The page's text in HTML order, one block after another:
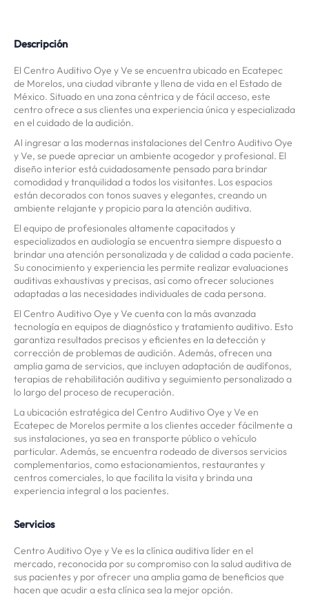
Descripción
El Centro Auditivo Oye y Ve se encuentra ubicado en Ecatepec
de Morelos, una ciudad vibrante y llena de vida en el Estado de
México. Situado en una zona céntrica y de fácil acceso, este
centro ofrece a sus clientes una experiencia única y especializada
en el cuidado de la audición.
Al ingresar a las modernas instalaciones del Centro Auditivo Oye
y Ve, se puede apreciar un ambiente acogedor y profesional. El
diseño interior está cuidadosamente pensado para brindar
comodidad y tranquilidad a todos los visitantes. Los espacios
están decorados con tonos suaves y elegantes, creando un
ambiente relajante y propicio para la atención auditiva.
El equipo de profesionales altamente capacitados y
especializados en audiología se encuentra siempre dispuesto a
brindar una atención personalizada y de calidad a cada paciente.
Su conocimiento y experiencia les permite realizar evaluaciones
auditivas exhaustivas y precisas, así como ofrecer soluciones
adaptadas a las necesidades individuales de cada persona.
El Centro Auditivo Oye y Ve cuenta con la más avanzada
tecnología en equipos de diagnóstico y tratamiento auditivo. Esto
garantiza resultados precisos y eficientes en la detección y
corrección de problemas de audición. Además, ofrecen una
amplia gama de servicios, que incluyen adaptación de audífonos,
terapias de rehabilitación auditiva y seguimiento personalizado a
lo largo del proceso de recuperación.
La ubicación estratégica del Centro Auditivo Oye y Ve en
Ecatepec de Morelos permite a los clientes acceder fácilmente a
sus instalaciones, ya sea en transporte público o vehículo
particular. Además, se encuentra rodeado de diversos servicios
complementarios, como estacionamientos, restaurantes y
centros comerciales, lo que facilita la visita y brinda una
experiencia integral a los pacientes.
Servicios
Centro Auditivo Oye y Ve es la clínica auditiva líder en el
mercado, reconocida por su compromiso con la salud auditiva de
sus pacientes y por ofrecer una amplia gama de beneficios que
hacen que acudir a esta clínica sea la mejor opción.